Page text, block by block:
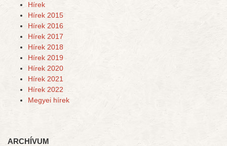
Hírek
Hírek 2015
Hírek 2016
Hírek 2017
Hírek 2018
Hírek 2019
Hírek 2020
Hírek 2021
Hírek 2022
Megyei hírek
ARCHÍVUM